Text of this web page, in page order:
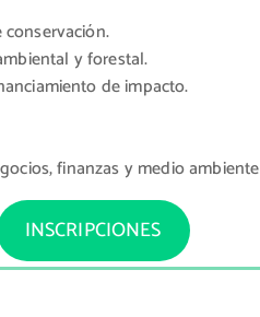
y forestal.
de impacto.
finanzas y medio ambiente
INSCRIPCIONES